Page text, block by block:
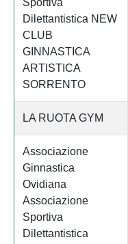
Sportiva
Dilettantistica NEW
CLUB
GINNASTICA
ARTISTICA
SORRENTO
LA RUOTA GYM
Associazione
Ginnastica
Ovidiana
Associazione
Sportiva
Dilettantistica